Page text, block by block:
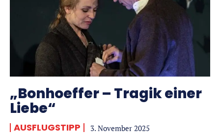
„Bonhoeffer – Tragik einer
Liebe“
AUSFLUGSTIPP 3. November 2025